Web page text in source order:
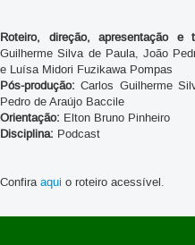
Roteiro, direção, apresentação e
Guilherme Silva de Paula, João
e Luísa Midori Fuzikawa Pompas
Pós-produção: Carlos Guilherme
Pedro de Araújo Baccile
Orientação: Elton Bruno Pinheiro
Disciplina: Podcast
Confiraaqui o roteiro acessível.